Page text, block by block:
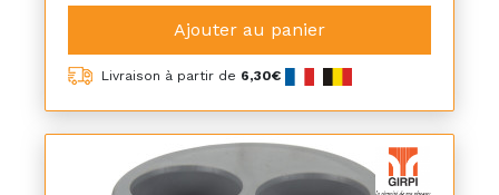
Ajouter au panier
Livraison à partir de 6,30€